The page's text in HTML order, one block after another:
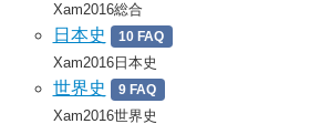
Xam2016総合
日本史 10 FAQ
Xam2016日本史
世界史 9 FAQ
Xam2016世界史